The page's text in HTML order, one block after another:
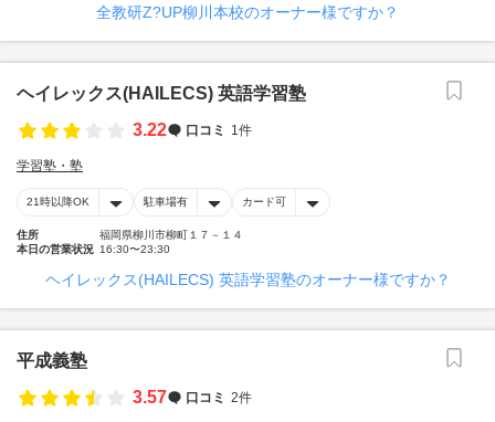
全教研Z?UP柳川本校のオーナー様ですか？
ヘイレックス(HAILECS) 英語学習塾
3.22
口コミ 1件
学習塾・塾
21時以降OK 駐車場有 カード可
住所
福岡県柳川市柳町１７－１４
本日の営業状況 16:30〜23:30
ヘイレックス(HAILECS) 英語学習塾のオーナー様ですか？
平成義塾
3.57
口コミ 2件